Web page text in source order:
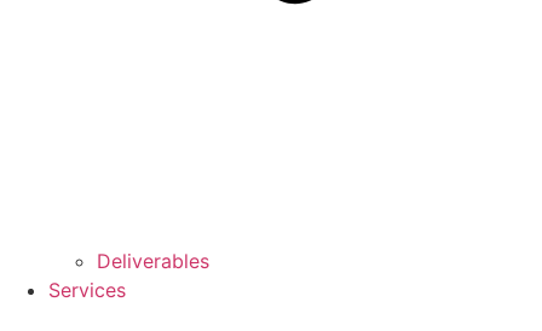
Deliverables
Services